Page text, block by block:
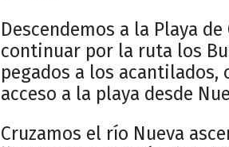
Descendemos a la Playa
continuar por la ruta los
pegados a los acantilados,
acceso a la playa desde
Cruzamos el río Nueva